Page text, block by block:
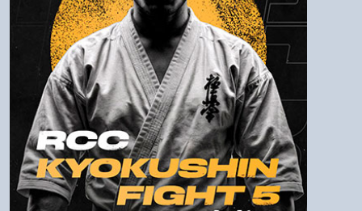
Войти
Напомнить пароль
Регистрация